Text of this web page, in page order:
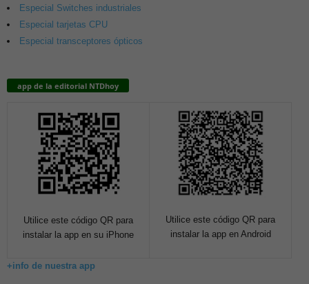
Especial Switches industriales
Especial tarjetas CPU
Especial transceptores ópticos
app de la editorial NTDhoy
Utilice este código QR para
instalar la app en su iPhone
Utilice este código QR para
instalar la app en Android
+info de nuestra app